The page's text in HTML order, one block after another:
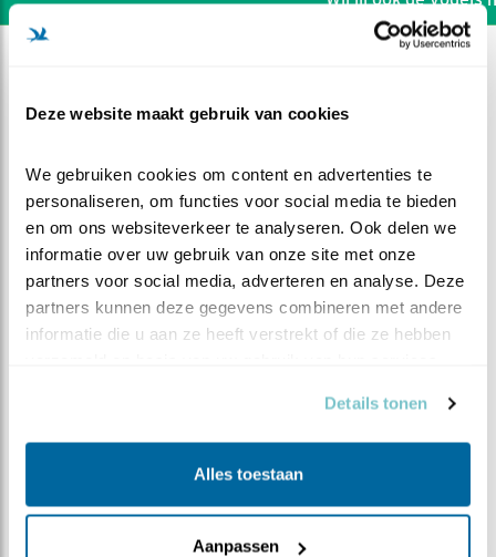
Deze website maakt gebruik van cookies
We gebruiken cookies om content en advertenties te
personaliseren, om functies voor social media te bieden
en om ons websiteverkeer te analyseren. Ook delen we
informatie over uw gebruik van onze site met onze
partners voor social media, adverteren en analyse. Deze
partners kunnen deze gegevens combineren met andere
informatie die u aan ze heeft verstrekt of die ze hebben
Details tonen
Alles toestaan
Aanpassen
Tweede kuiken breekt uit
Nella | Geplaatst op 17 april 2019, 18:42 |
|